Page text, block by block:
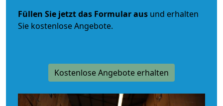
Füllen Sie jetzt das Formular aus und erhalten
Sie kostenlose Angebote.
Kostenlose Angebote erhalten